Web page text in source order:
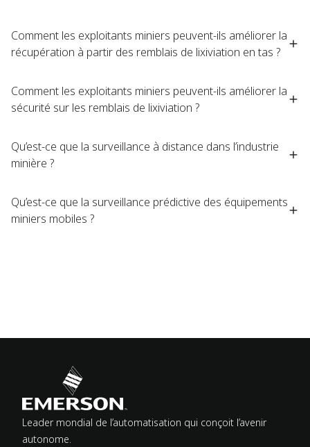
Comment les exploitants miniers peuvent-ils améliorer la
récupération à partir des remblais de lixiviation en tas ?
Comment les exploitants miniers peuvent-ils améliorer la
sécurité sur les remblais de lixiviation ?
Qu’est-ce que la surveillance à distance dans l’industrie
minière ?
Qu’est-ce que la surveillance prédictive des équipements
miniers mobiles ?
Leader mondial de l’automatisation qui conçoit l’avenir
autonome.